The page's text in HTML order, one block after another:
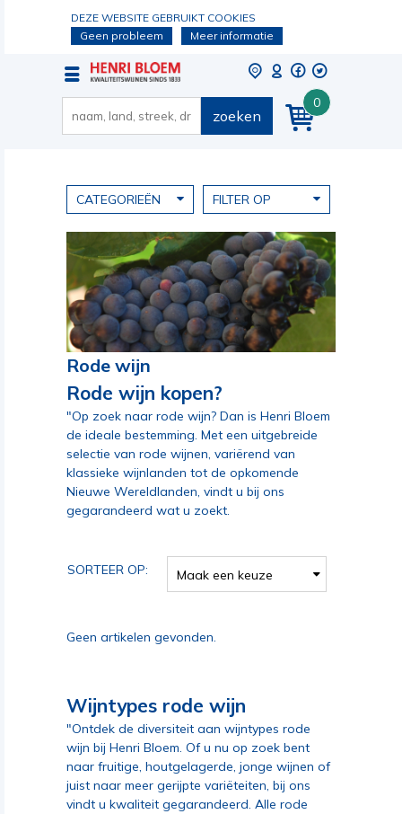
DEZE WEBSITE GEBRUIKT COOKIES
Geen probleem
Meer informatie
0
zoeken
CATEGORIEËN FILTER OP
Rode wijn
Rode wijn kopen?
"Op zoek naar rode wijn? Dan is Henri Bloem
de ideale bestemming. Met een uitgebreide
selectie van rode wijnen, variërend van
klassieke wijnlanden tot de opkomende
Nieuwe Wereldlanden, vindt u bij ons
gegarandeerd wat u zoekt.
SORTEER OP: Maak een keuze
Geen artikelen gevonden.
Wijntypes rode wijn
"Ontdek de diversiteit aan wijntypes rode
wijn bij Henri Bloem. Of u nu op zoek bent
naar fruitige, houtgelagerde, jonge wijnen of
juist naar meer gerijpte variëteiten, bij ons
vindt u kwaliteit gegarandeerd. Alle rode